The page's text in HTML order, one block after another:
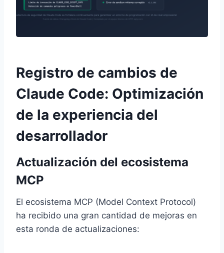
Registro de cambios de
Claude Code: Optimización
de la experiencia del
desarrollador
Actualización del ecosistema
MCP
El ecosistema MCP (Model Context Protocol)
ha recibido una gran cantidad de mejoras en
esta ronda de actualizaciones: